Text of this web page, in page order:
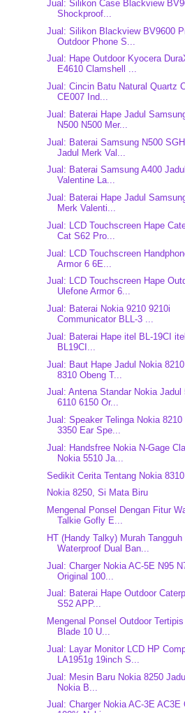
Jual: Silikon Case Blackview
Shockproof...
Jual: Silikon Blackview BV9600
Outdoor Phone S...
Jual: Hape Outdoor Kyocera
E4610 Clamshell ...
Jual: Cincin Batu Natural Quartz
CE007 Ind...
Jual: Baterai Hape Jadul
N500 N500 Mer...
Jual: Baterai Samsung N500
Jadul Merk Val...
Jual: Baterai Samsung A400
Valentine La...
Jual: Baterai Hape Jadul
Merk Valenti...
Jual: LCD Touchscreen Hape
Cat S62 Pro...
Jual: LCD Touchscreen
Armor 6 6E...
Jual: LCD Touchscreen Hape
Ulefone Armor 6...
Jual: Baterai Nokia 9210 9210i
Communicator BLL-3 ...
Jual: Baterai Hape itel BL-19CI
BL19CI...
Jual: Baut Hape Jadul Nokia
8310 Obeng T...
Jual: Antena Standar Nokia Jadul
6110 6150 Or...
Jual: Speaker Telinga Nokia 8210
3350 Ear Spe...
Jual: Handsfree Nokia N-Gage
Nokia 5510 Ja...
Sedikit Cerita Tentang Nokia
Nokia 8250, Si Mata Biru
Mengenal Ponsel Dengan Fitur
Talkie Gofly E...
HT (Handy Talky) Murah Tangguh
Waterproof Dual Ban...
Jual: Charger Nokia AC-5E N95
Original 100...
Jual: Baterai Hape Outdoor
S52 APP...
Mengenal Ponsel Outdoor
Blade 10 U...
Jual: Layar Monitor LCD HP
LA1951g 19inch S...
Jual: Mesin Baru Nokia 8250
Nokia B...
Jual: Charger Nokia AC-3E AC3E